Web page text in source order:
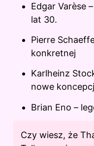
Edgar Varèse
lat 30.
Pierre
konkretnej
Karlheinz
nowe
Brian Eno –
Czy wiesz, że